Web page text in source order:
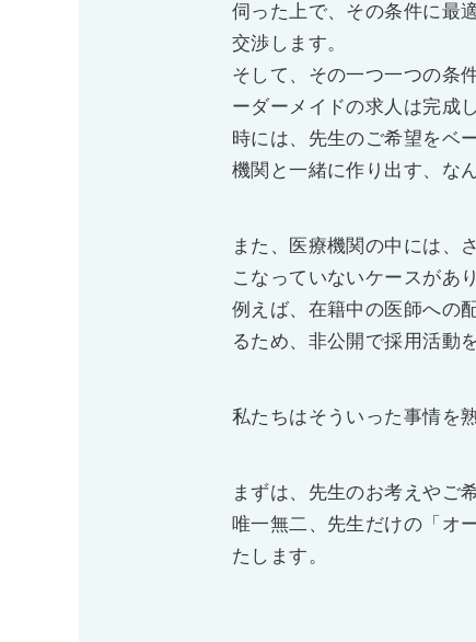
伺った上で、その条件に最
交渉します。
そして、その一つ一つの条
ーダーメイドの求人は完成
時には、先生のご希望をベ
機関と一緒に作り出す、な
また、医療機関の中には、
こなっていないケースがあ
例えば、在籍中の医師への
るため、非公開で採用活動
私たちはそういった事情を
まずは、先生のお考えやご
唯一無二、先生だけの「オ
たします。